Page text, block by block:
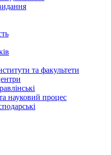
та факультети
науковий процес